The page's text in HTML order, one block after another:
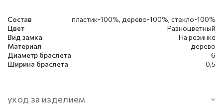
Состав
пластик-100%, дерево-100%, стекло-100%
Цвет
Разноцветный
Вид замка
На резинке
Материал
дерево
Диаметр браслета
6
Ширина браслета
0,5
уход за изделием